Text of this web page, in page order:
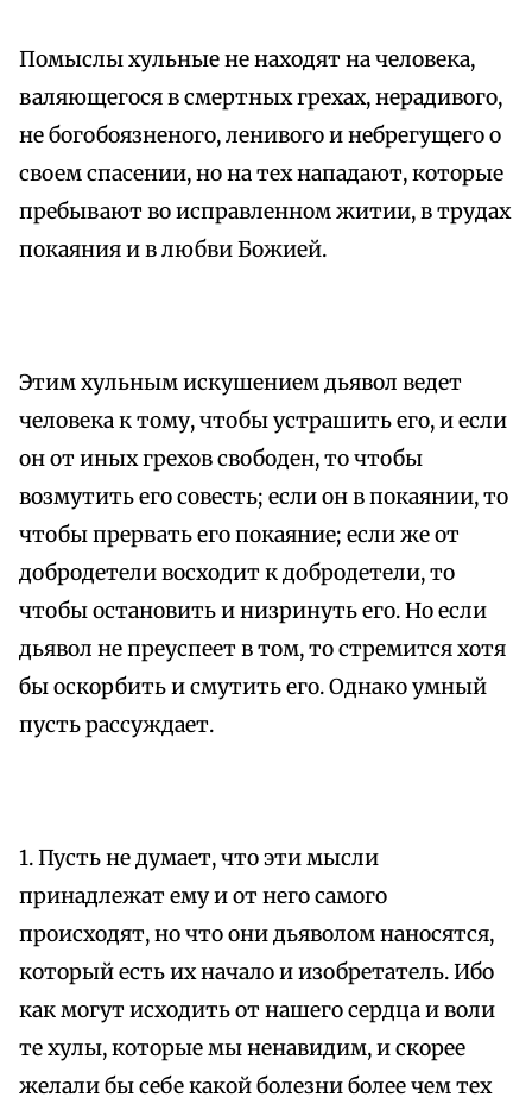
Помыслы хульные не находят на человека,
валяющегося в смертных грехах, нерадивого,
не богобоязненого, ленивого и небрегущего о
своем спасении, но на тех нападают, которые
пребывают во исправленном житии, в трудах
покаяния и в любви Божией.
Этим хульным искушением дьявол ведет
человека к тому, чтобы устрашить его, и если
он от иных грехов свободен, то чтобы
возмутить его совесть; если он в покаянии, то
чтобы прервать его покаяние; если же от
добродетели восходит к добродетели, то
чтобы остановить и низринуть его. Но если
дьявол не преуспеет в том, то стремится хотя
бы оскорбить и смутить его. Однако умный
пусть рассуждает.
1. Пусть не думает, что эти мысли
принадлежат ему и от него самого
происходят, но что они дьяволом наносятся,
который есть их начало и изобретатель. Ибо
как могут исходить от нашего сердца и воли
те хулы, которые мы ненавидим, и скорее
желали бы себе какой болезни более чем тех